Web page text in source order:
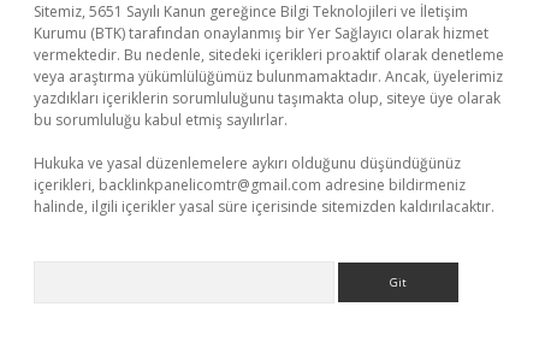
Sitemiz, 5651 Sayılı Kanun gereğince Bilgi Teknolojileri ve İletişim
Kurumu (BTK) tarafından onaylanmış bir Yer Sağlayıcı olarak hizmet
vermektedir. Bu nedenle, sitedeki içerikleri proaktif olarak denetleme
veya araştırma yükümlülüğümüz bulunmamaktadır. Ancak, üyelerimiz
yazdıkları içeriklerin sorumluluğunu taşımakta olup, siteye üye olarak
bu sorumluluğu kabul etmiş sayılırlar.
Hukuka ve yasal düzenlemelere aykırı olduğunu düşündüğünüz
içerikleri, backlinkpanelicomtr@gmail.com adresine bildirmeniz
halinde, ilgili içerikler yasal süre içerisinde sitemizden kaldırılacaktır.